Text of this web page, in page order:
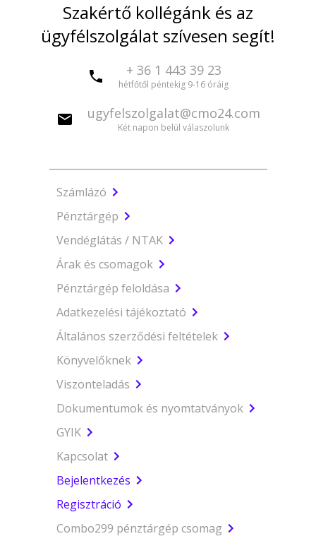
Szakértő kollégánk és az
ügyfélszolgálat szívesen segít!
+ 36 1 443 39 23
hétfőtől péntekig 9-16 óráig
ugyfelszolgalat@cmo24.com
Két napon belül válaszolunk
Számlázó
Pénztárgép
Vendéglátás / NTAK
Árak és csomagok
Pénztárgép feloldása
Adatkezelési tájékoztató
Általános szerződési feltételek
Könyvelőknek
Viszonteladás
Dokumentumok és nyomtatványok
GYIK
Kapcsolat
Bejelentkezés
Regisztráció
Combo299 pénztárgép csomag